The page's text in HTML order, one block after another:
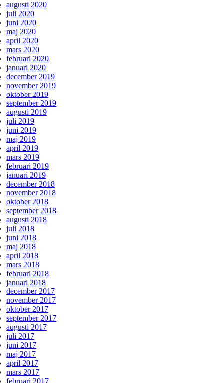
augusti 2020
juli 2020
juni 2020
maj 2020
april 2020
mars 2020
februari 2020
januari 2020
december 2019
november 2019
oktober 2019
september 2019
augusti 2019
juli 2019
juni 2019
maj 2019
april 2019
mars 2019
februari 2019
januari 2019
december 2018
november 2018
oktober 2018
september 2018
augusti 2018
juli 2018
juni 2018
maj 2018
april 2018
mars 2018
februari 2018
januari 2018
december 2017
november 2017
oktober 2017
september 2017
augusti 2017
juli 2017
juni 2017
maj 2017
april 2017
mars 2017
februari 2017